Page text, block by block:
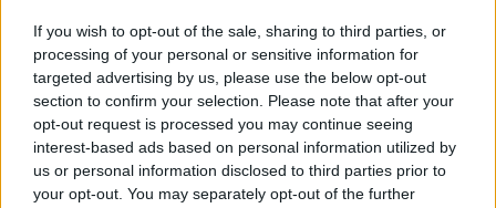
If you wish to opt-out of the sale, sharing to third parties, or
processing of your personal or sensitive information for
targeted advertising by us, please use the below opt-out
section to confirm your selection. Please note that after your
opt-out request is processed you may continue seeing
interest-based ads based on personal information utilized by
us or personal information disclosed to third parties prior to
your opt-out. You may separately opt-out of the further
Deseu el meu nom, el correu electrònic i el lloc web en
aquest navegador per a la propera vegada que comenti.
Captcha